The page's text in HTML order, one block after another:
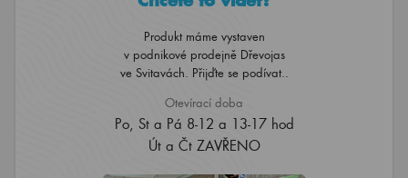
Produkt máme vystaven
v podnikové prodejně Dřevojas
ve Svitavách. Přijďte se podívat..
Otevírací doba
Po, St a Pá 8-12 a 13-17 hod
Út a Čt ZAVŘENO